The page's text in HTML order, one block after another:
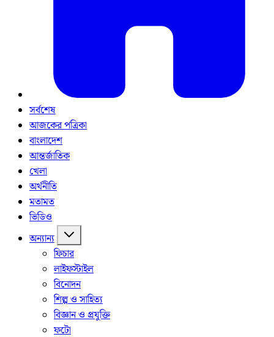
সর্বশেষ
আজকের পত্রিকা
বাংলাদেশ
আন্তর্জাতিক
খেলা
অর্থনীতি
মতামত
ভিডিও
অন্যান্য
ফিচার
লাইফস্টাইল
বিনোদন
শিল্প ও সাহিত্য
বিজ্ঞান ও প্রযুক্তি
ফটো